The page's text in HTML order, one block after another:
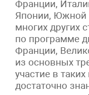
Франции,
Японии, Южной
многих других
по программе
Франции,
из основных
участие в
достаточно